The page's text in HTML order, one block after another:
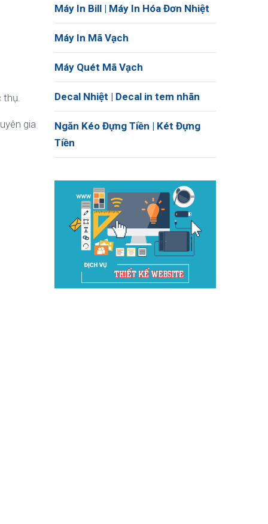
thụ.
gia
Máy In Bill | Máy In Hóa Đơn Nhiệt
Máy In Mã Vạch
Máy Quét Mã Vạch
Decal Nhiệt | Decal in tem nhãn
Ngăn Kéo Đựng Tiền | Két Đựng
Tiền